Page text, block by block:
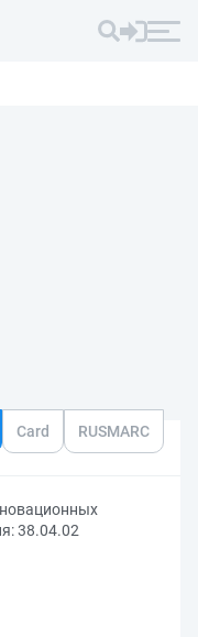
Card RUSMARC
38.04.02